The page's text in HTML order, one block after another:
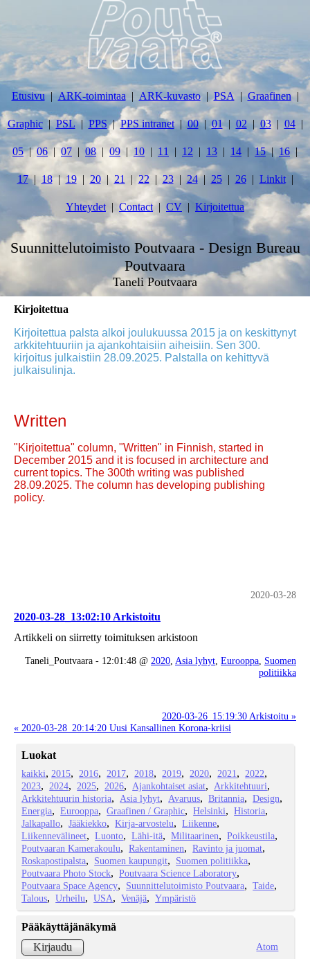
Etusivu ARK-toimintaa ARK-kuvasto PSA Graafinen
Graphic PSL PPS PPS intranet 00 01 02 03 04
05 06 07 08 09 10 11 12 13 14 15 16
17 18 19 20 21 22 23 24 25 26 Linkit
Yhteydet Contact CV Kirjoitettua
Suunnittelutoimisto Poutvaara - Design Bureau
Poutvaara
Taneli Poutvaara
Kirjoitettua
Kirjoitettua palsta alkoi joulukuussa 2015 ja on keskittynyt
arkkitehtuuriin ja ajankohtaisiin aiheisiin. Sen 300.
kirjoitus julkaistiin 28.09.2025. Palstalla on kehittyvä
julkaisulinja.
Written
"Kirjoitettua" column, "Written" in Finnish, started in
December 2015 and it is focused in architecture and
current topics. The 300th writing was published
28.09.2025. The column has developing publishing
policy.
2020-03-28
2020-03-28_13:02:10 Arkistoitu
Artikkeli on siirretty toimituksen arkistoon
Taneli_Poutvaara - 12:01:48 @ 2020 Asia lyhyt Eurooppa Suomen
politiikka
2020-03-26_15:19:30 Arkistoitu »
« 2020-03-28_20:14:20 Uusi Kansallinen Korona-kriisi
Luokat
kaikki 2015 2016 2017 2018 2019 2020 2021
2022
2023
2024 2025 2026 Ajankohtaiset asiat
Arkkitehtuuri
Arkkitehtuurin historia
Asia lyhyt Avaruus Britannia
Design
Energia
Eurooppa Graafinen / Graphic Helsinki
Historia
Jalkapallo
Jääkiekko Kirja-arvostelu
Liikenne
Liikennevälineet
Luonto Lähi-itä Militaarinen
Poikkeustila
Poutvaaran Kamerakoulu
Rakentaminen
Ravinto ja juomat
Roskapostipalsta
Suomen kaupungit
Suomen politiikka
Poutvaara Photo Stock
Poutvaara Science Laboratory
Poutvaara Space Agency
Suunnittelutoimisto Poutvaara
Taide
Talous
Urheilu USA Venäjä Ympäristö
Pääkäyttäjänäkymä
Kirjaudu
Atom